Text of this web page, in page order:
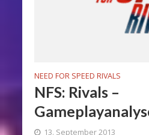
NEED FOR SPEED RIVALS
NFS: Rivals –
13. September 2013